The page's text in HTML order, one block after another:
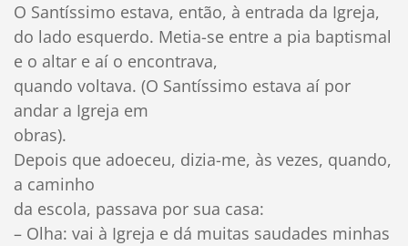
O Santíssimo estava, então, à entrada da Igreja,
do lado esquerdo. Metia-se entre a pia baptismal
e o altar e aí o encontrava,
quando voltava. (O Santíssimo estava aí por
andar a Igreja em
obras).
Depois que adoeceu, dizia-me, às vezes, quando,
a caminho
da escola, passava por sua casa:
– Olha: vai à Igreja e dá muitas saudades minhas